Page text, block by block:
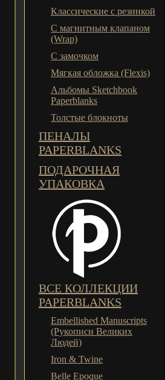
Классические с резинкой
С магнитным клапаном
(Wrap)
С замочком
Мягкая обложка (Flexis)
Альбомы Sketchbook
Paperblanks
Толстые блокноты
ПЕНАЛЫ
PAPERBLANKS
ПОДАРОЧНАЯ
УПАКОВКА
ВСЕ КОЛЛЕКЦИИ
PAPERBLANKS
Embellished Manuscripts
(Рукописи Великих
Людей)
Iron & Twine
Belle Epoque